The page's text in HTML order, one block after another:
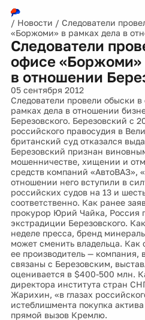
/ Новости / Следователи
«Боржоми» в рамках дела в
Следователи
офисе «Боржоми»
в отношении
05 сентября 2012
Следователи провели обыски
рамках дела в отношении
Березовского. Березовский с
российского правосудия в
британский суд отказался
Березовский признан
мошенничестве, хищении и
средств компаний «АвтоВАЗ»,
отношении него вступили в
российских судов на 13 и
соответственно. Как ранее
прокурор Юрий Чайка, Россия
экстрадиции Березовского.
неделе пресса, бренд
может сменить владельца. Как
ее производитель — компания,
связаны с Березовским,
оценивается в $400-500 млн.
директора института стран
Жарихин, «в глазах
истеблишмента покупка
прямой вызов Кремлю.